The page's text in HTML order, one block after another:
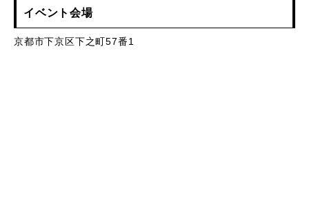
イベント会場
京都市下京区下之町57番1